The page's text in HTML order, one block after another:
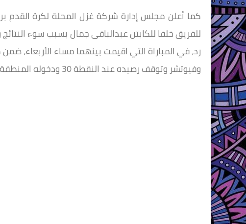
كما أعلن مجلس إدارة شركة غزل المحلة لكرة القدم
للفريق خلفا للكابتن عبدالباقى جمال بسبب سوء
رد، في المباراة التي اقيمت بينهما مساء الأربعاء،
وفيوتشر وتوقف رصيده عند النقطة 30 ودخوله المنطقة الخطرة المهددة بالهبوط